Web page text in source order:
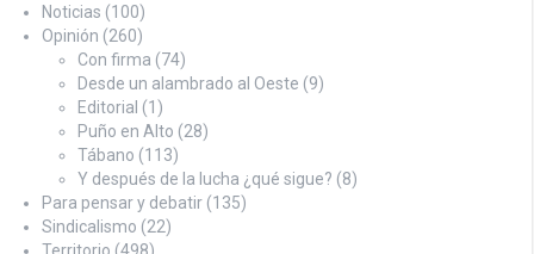
Noticias (100)
Opinión (260)
Con firma (74)
Desde un alambrado al Oeste (9)
Editorial (1)
Puño en Alto (28)
Tábano (113)
Y después de la lucha ¿qué sigue? (8)
Para pensar y debatir (135)
Sindicalismo (22)